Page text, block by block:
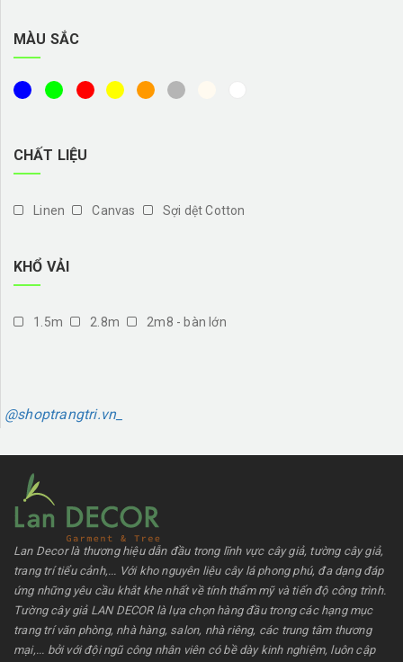
MÀU SẮC
CHẤT LIỆU
Linen Canvas Sợi dệt Cotton
KHỔ VẢI
1.5m 2.8m 2m8 - bàn lớn
@shoptrangtri.vn_
Lan Decor là thương hiệu dẫn đầu trong lĩnh vực cây giả, tường cây giả,
trang trí tiểu cảnh,... Với kho nguyên liệu cây lá phong phú, đa dạng đáp
ứng những yêu cầu khắt khe nhất về tính thẩm mỹ và tiến độ công trình.
Tường cây giả LAN DECOR là lựa chọn hàng đầu trong các hạng mục
trang trí văn phòng, nhà hàng, salon, nhà riêng, các trung tâm thương
mại,... bởi với đội ngũ công nhân viên có bề dày kinh nghiệm, luôn cập